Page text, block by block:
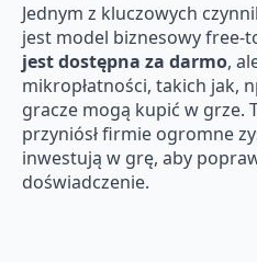
Jednym z kluczowych
jest model biznesowy free-
jest dostępna za darmo,
mikropłatności, takich jak,
gracze mogą kupić w grze.
przyniósł firmie ogromne
inwestują w grę, aby
doświadczenie.